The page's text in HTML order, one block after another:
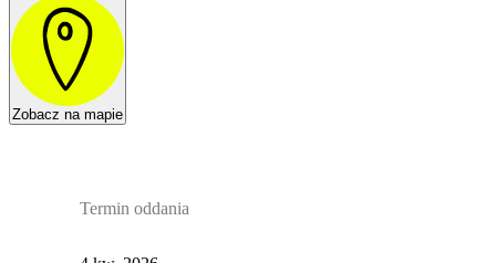
Zobacz na mapie
Termin oddania